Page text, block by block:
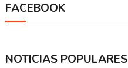
FACEBOOK
NOTICIAS POPULARES